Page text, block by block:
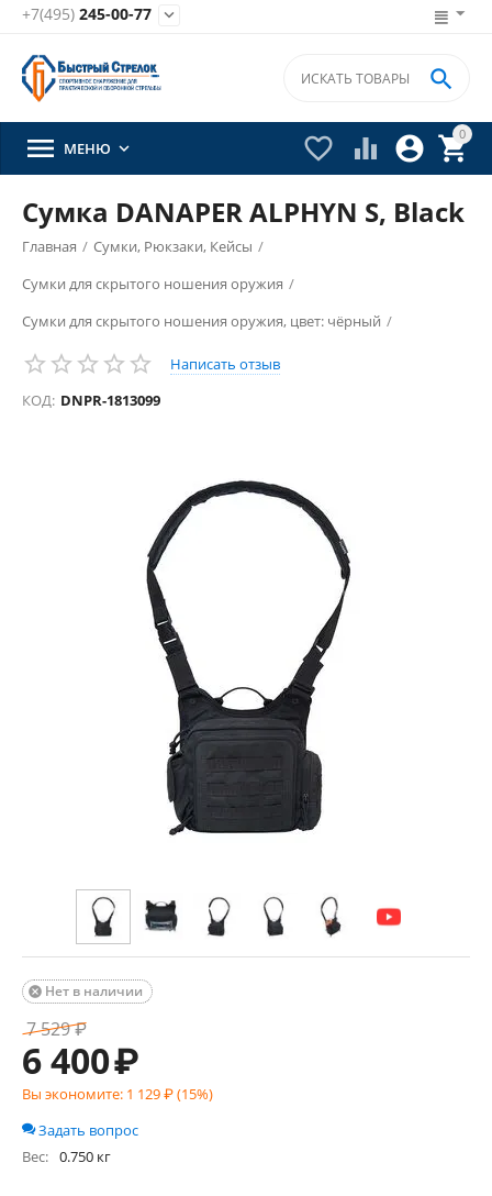
+7(495) 245-00-77 
0


 

 МЕНЮ 
Сумка DANAPER ALPHYN S, Black
Главная / Сумки, Рюкзаки, Кейсы /
Сумки для скрытого ношения оружия /
Сумки для скрытого ношения оружия, цвет: чёрный /
Написать отзыв
КОД: DNPR-1813099
Нет в наличии

7 529₽
6 400₽
Вы экономите: 1 129₽ (15%)
Задать вопрос
Вес: 0.750 кг